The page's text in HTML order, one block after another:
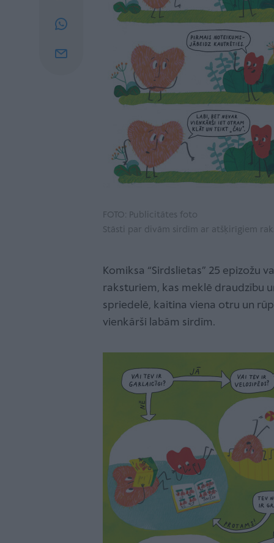
FOTO: Publicitātes foto
Stāsti par divām sirdīm ar atšķirīgiem
Komiksa “Sirdslietas” 25 epizožu
raksturiem, kas meklē draudzību
spriedelē, kaitina viena otru un
vienkārši labām sirdīm.